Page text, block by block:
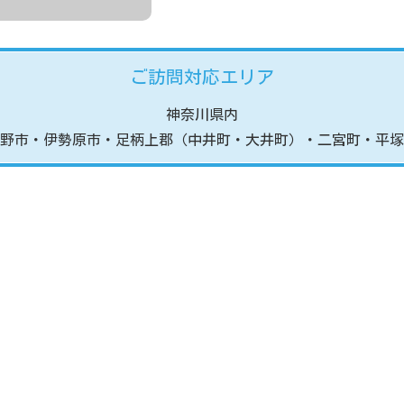
ご訪問対応エリア
神奈川県内
市 ・伊勢原市 ・足柄上郡（中井町・大井町） ・二宮町・平